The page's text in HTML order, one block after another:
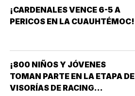
¡CARDENALES VENCE 6-5 A
PERICOS EN LA CUAUHTÉMOC!
¡800 NIÑOS Y JÓVENES
TOMAN PARTE EN LA ETAPA DE
VISORÍAS DE RACING